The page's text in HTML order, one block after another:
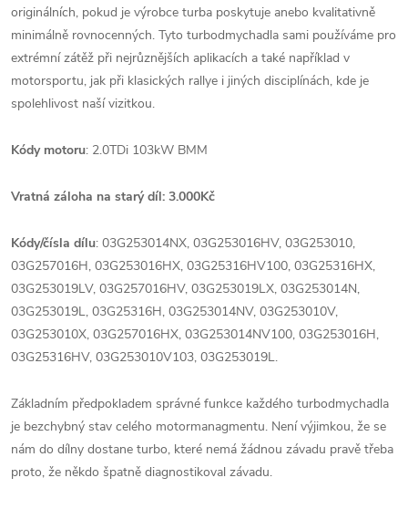
originálních, pokud je výrobce turba poskytuje anebo kvalitativně
minimálně rovnocenných. Tyto turbodmychadla sami používáme pro
extrémní zátěž při nejrůznějších aplikacích a také například v
motorsportu, jak při klasických rallye i jiných disciplínách, kde je
spolehlivost naší vizitkou.
Kódy motoru: 2.0TDi 103kW BMM
Vratná záloha na starý díl: 3.000Kč
Kódy/čísla dílu: 03G253014NX, 03G253016HV, 03G253010,
03G257016H, 03G253016HX, 03G25316HV100, 03G25316HX,
03G253019LV, 03G257016HV, 03G253019LX, 03G253014N,
03G253019L, 03G25316H, 03G253014NV, 03G253010V,
03G253010X, 03G257016HX, 03G253014NV100, 03G253016H,
03G25316HV, 03G253010V103, 03G253019L.
Základním předpokladem správné funkce každého turbodmychadla
je bezchybný stav celého motormanagmentu. Není výjimkou, že se
nám do dílny dostane turbo, které nemá žádnou závadu pravě třeba
proto, že někdo špatně diagnostikoval závadu.